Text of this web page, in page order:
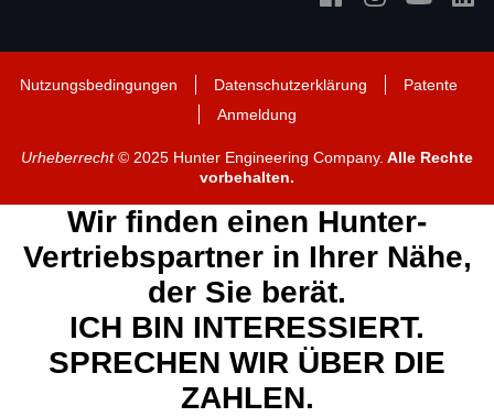
Nutzungsbedingungen Datenschutzerklärung
Patente
Anmeldung
Urheberrecht© 2025 Hunter Engineering Company. Alle Rechte
vorbehalten.
Wir finden einen Hunter-
Vertriebspartner in Ihrer Nähe,
der Sie berät.
ICH BIN INTERESSIERT.
SPRECHEN WIR ÜBER DIE
ZAHLEN.